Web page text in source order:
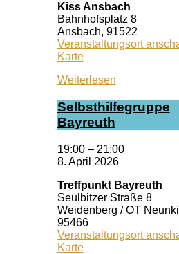
Kiss Ansbach
Bahnhofsplatz 8
Ansbach, 91522
Veranstaltungsort
KarteKiss
Weiterlesen
Selbst­hil­fe­grup­pe
Bay­reuth
19:00 – 21:00
8. April 2026
Treffpunkt Bayreuth
Seulbitzer Straße 8
Weidenberg / OT
95466
Veranstaltungsort
KarteTreffpunkt